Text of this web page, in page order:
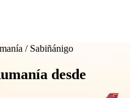
/ Sabiñánigo
desde